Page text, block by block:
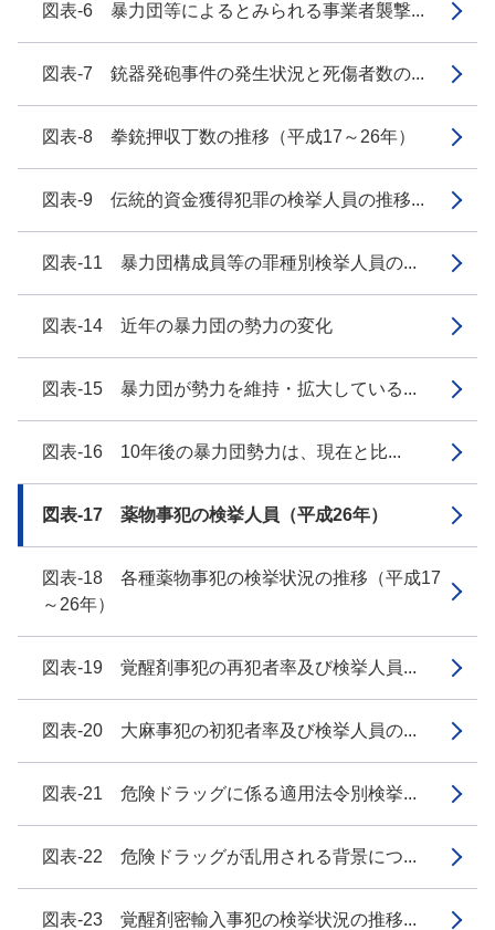
図表-6 暴力団等によるとみられる事業者襲撃...
図表-7 銃器発砲事件の発生状況と死傷者数の...
図表-8 拳銃押収丁数の推移（平成17～26年）
図表-9 伝統的資金獲得犯罪の検挙人員の推移...
図表-11 暴力団構成員等の罪種別検挙人員の...
図表-14 近年の暴力団の勢力の変化
図表-15 暴力団が勢力を維持・拡大している...
図表-16 10年後の暴力団勢力は、現在と比...
図表-17 薬物事犯の検挙人員（平成26年）
図表-18 各種薬物事犯の検挙状況の推移（平成17
～26年）
図表-19 覚醒剤事犯の再犯者率及び検挙人員...
図表-20 大麻事犯の初犯者率及び検挙人員の...
図表-21 危険ドラッグに係る適用法令別検挙...
図表-22 危険ドラッグが乱用される背景につ...
図表-23 覚醒剤密輸入事犯の検挙状況の推移...